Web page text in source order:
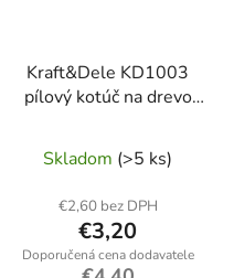
Kraft&Dele KD1003
pílový kotúč na drevo
Skladom (>5 ks)
€2,60 bez DPH
€3,20